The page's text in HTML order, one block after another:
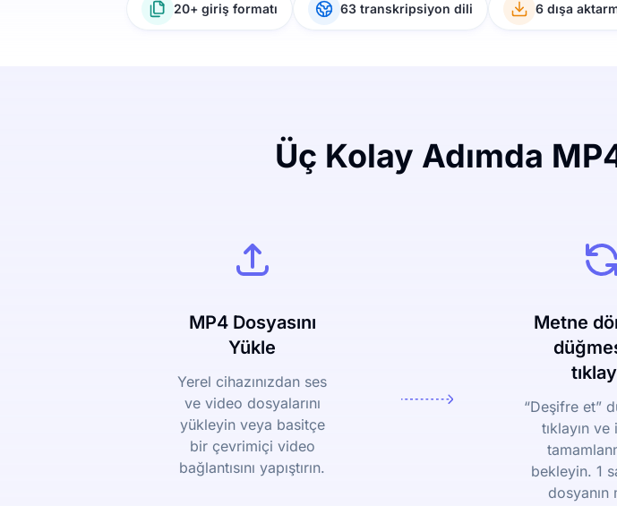
20+ giriş formatı 63 transkripsiyon dili 6 dışa
Üç Kolay Adımda
MP4 Dosyasını
Yükle
Yerel cihazınızdan ses
ve video dosyalarını
yükleyin veya basitçe
bir çevrimiçi video
bağlantısını yapıştırın.
Metne
“Deşifre et”
tıklayın
bekleyin. 1
dosyanın